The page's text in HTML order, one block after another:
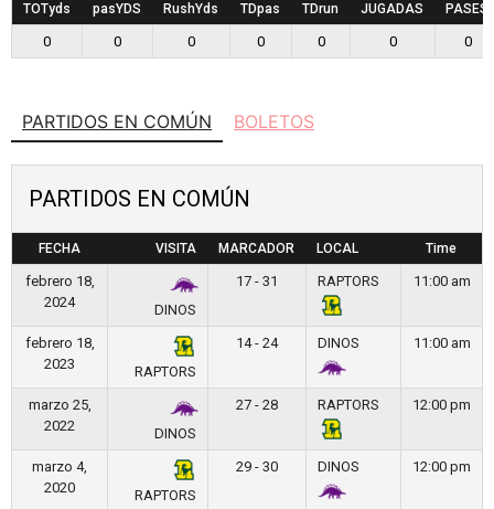
TOTyds pasYDS RushYds TDpas TDrun JUGADAS PASES
0 0 0 0 0 0 0
PARTIDOS EN COMÚN BOLETOS
PARTIDOS EN COMÚN
FECHA VISITA MARCADOR LOCAL Time
febrero 18,
2024
DINOS
17 - 31 RAPTORS 11:00 am
febrero 18,
2023
RAPTORS
14 - 24 DINOS 11:00 am
marzo 25,
2022
DINOS
27 - 28 RAPTORS 12:00 pm
marzo 4,
2020
RAPTORS
29 - 30 DINOS 12:00 pm